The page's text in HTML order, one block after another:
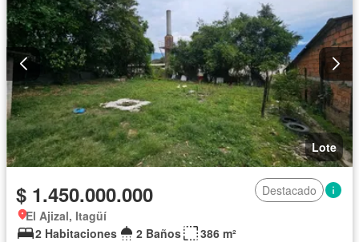
Lote
$ 1.450.000.000
Destacado
El Ajizal, Itagüí
2 Habitaciones
2 Baños
386 m²